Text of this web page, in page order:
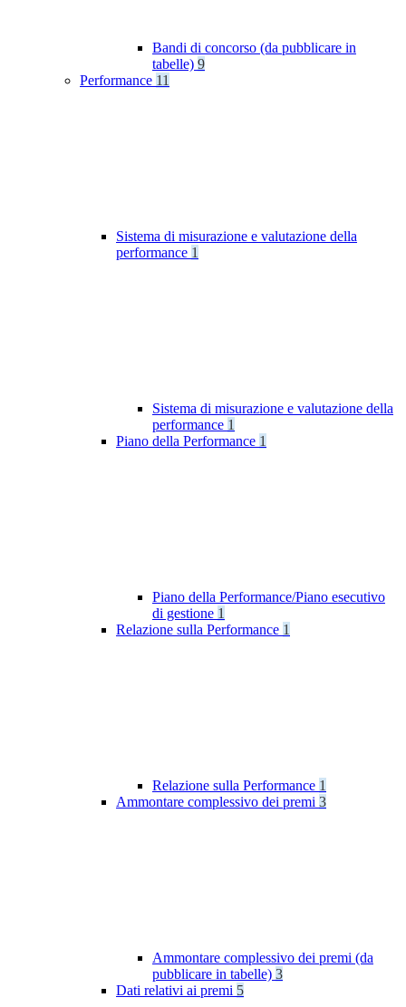
Bandi di concorso (da pubblicare in
tabelle) 9
Performance 11
Sistema di misurazione e valutazione della
performance 1
Sistema di misurazione e valutazione della
performance 1
Piano della Performance 1
Piano della Performance/Piano esecutivo
di gestione 1
Relazione sulla Performance 1
Relazione sulla Performance 1
Ammontare complessivo dei premi 3
Ammontare complessivo dei premi (da
pubblicare in tabelle) 3
Dati relativi ai premi 5